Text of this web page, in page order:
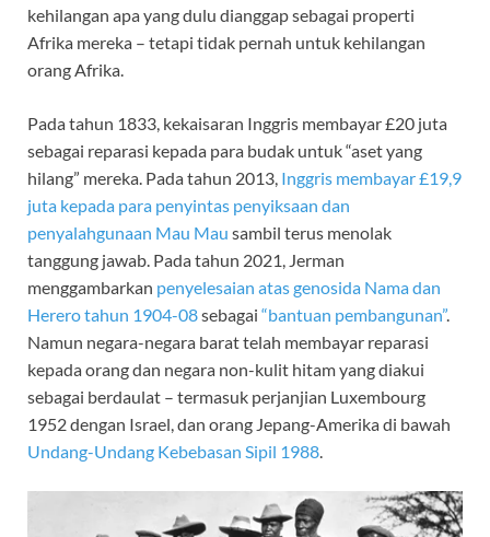
kehilangan apa yang dulu dianggap sebagai properti
Afrika mereka – tetapi tidak pernah untuk kehilangan
orang Afrika.
Pada tahun 1833, kekaisaran Inggris membayar £20 juta
sebagai reparasi kepada para budak untuk “aset yang
hilang” mereka. Pada tahun 2013, Inggris membayar £19,9
juta kepada para penyintas penyiksaan dan
penyalahgunaan Mau Mau sambil terus menolak
tanggung jawab. Pada tahun 2021, Jerman
menggambarkan penyelesaian atas genosida Nama dan
Herero tahun 1904-08sebagai “bantuan pembangunan”.
Namun negara-negara barat telah membayar reparasi
kepada orang dan negara non-kulit hitam yang diakui
sebagai berdaulat – termasuk perjanjian Luxembourg
1952 dengan Israel, dan orang Jepang-Amerika di bawah
Undang-Undang Kebebasan Sipil 1988.